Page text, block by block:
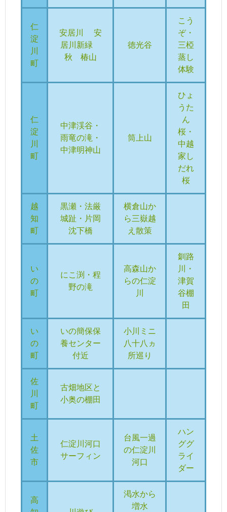
仁
淀
川
町
安居川
安
居川新緑
秋
椿山
徳光谷
こう
ぞ・
三椏
蒸し
体験
仁
淀
川
町
中津渓谷・
雨竜の滝・
中津明神山
筒上山
ひょ
うた
ん
桜・
中越
家し
だれ
桜
越
知
町
黒瀬・法厳
城趾・片岡
沈下橋
横倉山か
ら三嶽越
え散策
い
の
町
にこ渕・程
野の滝
高森山か
らの仁淀
川
釧路
川・
津賀
谷棚
田
い
の
町
いの簡保保
養センター
付近
小川ミニ
八十八ヵ
所巡り
佐
川
町
古畑地区と
小奥の棚田
土
佐
市
仁淀川河口
サーフィン
台風一過
の仁淀川
河口
ハン
ググ
ライ
ダー
高
渇水から
増水